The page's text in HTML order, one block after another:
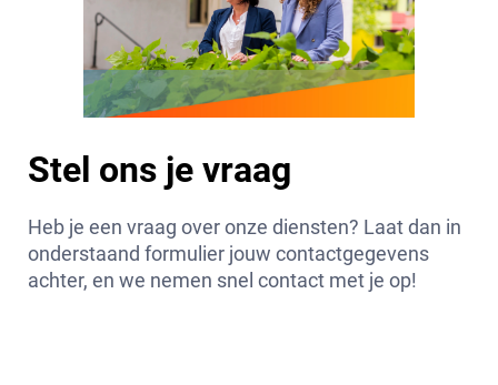
Stel ons je vraag
Heb je een vraag over onze diensten? Laat dan in
onderstaand formulier jouw contactgegevens
achter, en we nemen snel contact met je op!